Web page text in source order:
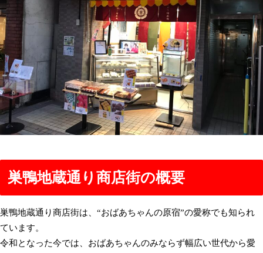
巣鴨地蔵通り商店街の概要
巣鴨地蔵通り商店街は、“おばあちゃんの原宿”の愛称でも知られ
ています。
令和となった今では、おばあちゃんのみならず幅広い世代から愛